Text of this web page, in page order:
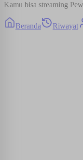
Kamu bisa streaming
Beranda Riwayat